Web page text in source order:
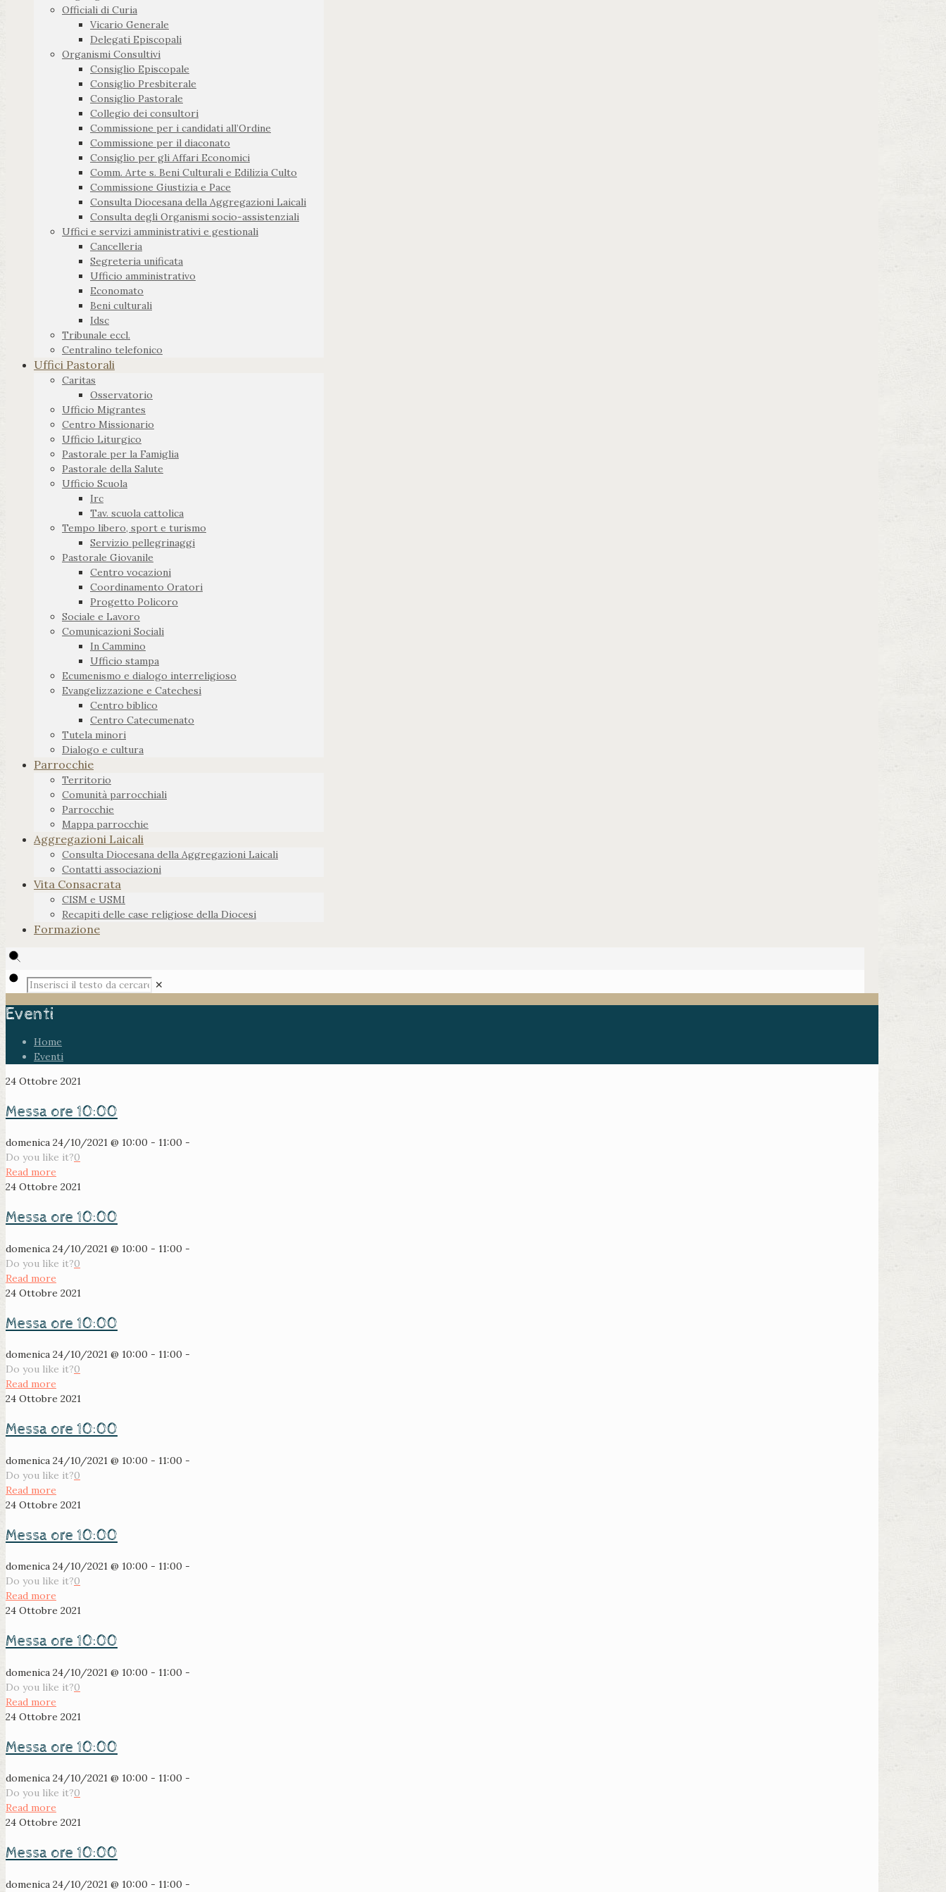
Officiali di Curia
Vicario Generale
Delegati Episcopali
Organismi Consultivi
Consiglio Episcopale
Consiglio Presbiterale
Consiglio Pastorale
Collegio dei consultori
Commissione per i candidati all’Ordine
Commissione per il diaconato
Consiglio per gli Affari Economici
Comm. Arte s. Beni Culturali e Edilizia Culto
Commissione Giustizia e Pace
Consulta Diocesana della Aggregazioni Laicali
Consulta degli Organismi socio-assistenziali
Uffici e servizi amministrativi e gestionali
Cancelleria
Segreteria unificata
Ufficio amministrativo
Economato
Beni culturali
Idsc
Tribunale eccl.
Centralino telefonico
Uffici Pastorali
Caritas
Osservatorio
Ufficio Migrantes
Centro Missionario
Ufficio Liturgico
Pastorale per la Famiglia
Pastorale della Salute
Ufficio Scuola
Irc
Tav. scuola cattolica
Tempo libero, sport e turismo
Servizio pellegrinaggi
Pastorale Giovanile
Centro vocazioni
Coordinamento Oratori
Progetto Policoro
Sociale e Lavoro
Comunicazioni Sociali
In Cammino
Ufficio stampa
Ecumenismo e dialogo interreligioso
Evangelizzazione e Catechesi
Centro biblico
Centro Catecumenato
Tutela minori
Dialogo e cultura
Parrocchie
Territorio
Comunità parrocchiali
Parrocchie
Mappa parrocchie
Aggregazioni Laicali
Consulta Diocesana della Aggregazioni Laicali
Contatti associazioni
Vita Consacrata
CISM e USMI
Recapiti delle case religiose della Diocesi
Formazione
✕
Eventi
Home
Eventi
24 Ottobre 2021
Messa ore 10:00
domenica 24/10/2021 @ 10:00 - 11:00 -
Do you like it?0
Read more
24 Ottobre 2021
Messa ore 10:00
domenica 24/10/2021 @ 10:00 - 11:00 -
Do you like it?0
Read more
24 Ottobre 2021
Messa ore 10:00
domenica 24/10/2021 @ 10:00 - 11:00 -
Do you like it?0
Read more
24 Ottobre 2021
Messa ore 10:00
domenica 24/10/2021 @ 10:00 - 11:00 -
Do you like it?0
Read more
24 Ottobre 2021
Messa ore 10:00
domenica 24/10/2021 @ 10:00 - 11:00 -
Do you like it?0
Read more
24 Ottobre 2021
Messa ore 10:00
domenica 24/10/2021 @ 10:00 - 11:00 -
Do you like it?0
Read more
24 Ottobre 2021
Messa ore 10:00
domenica 24/10/2021 @ 10:00 - 11:00 -
Do you like it?0
Read more
24 Ottobre 2021
Messa ore 10:00
domenica 24/10/2021 @ 10:00 - 11:00 -